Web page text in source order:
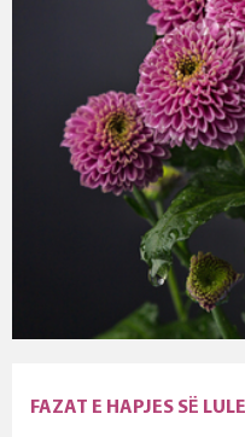
FAZAT E HAPJES SË